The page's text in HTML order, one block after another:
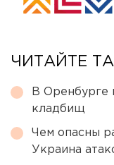
ЧИТАЙТЕ
В Оренбурге
кладбищ
Чем опасны
Украина